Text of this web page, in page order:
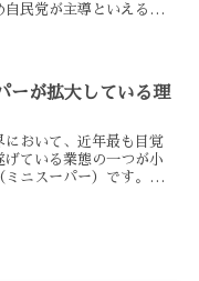
自民党が主導といえるで
のでしょうか...
ーが拡大している理
において、近年最も目覚
げている業態の一つが小
ミニスーパー）です。大